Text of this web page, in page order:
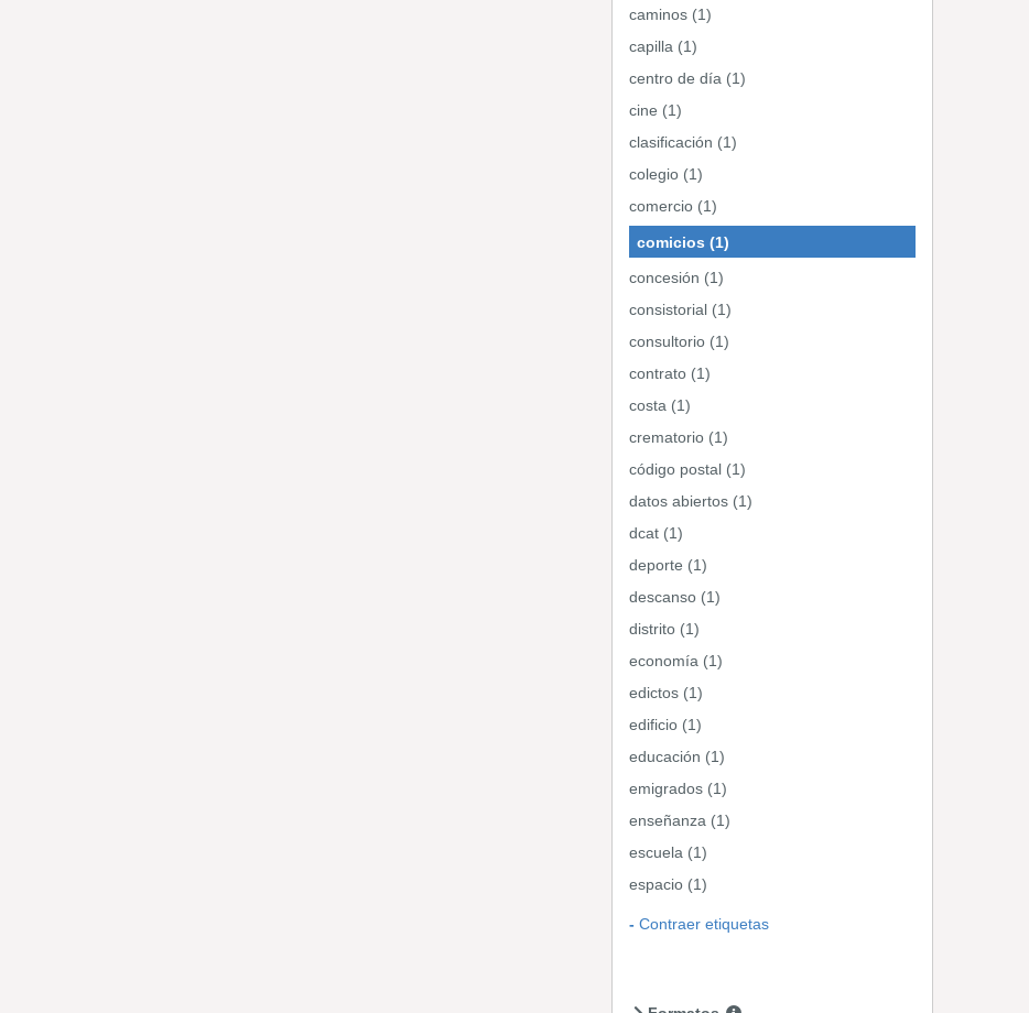
caminos (1)
capilla (1)
centro de día (1)
cine (1)
clasificación (1)
colegio (1)
comercio (1)
comicios (1)
concesión (1)
consistorial (1)
consultorio (1)
contrato (1)
costa (1)
crematorio (1)
código postal (1)
datos abiertos (1)
dcat (1)
deporte (1)
descanso (1)
distrito (1)
economía (1)
edictos (1)
edificio (1)
educación (1)
emigrados (1)
enseñanza (1)
escuela (1)
espacio (1)
Contraer etiquetas